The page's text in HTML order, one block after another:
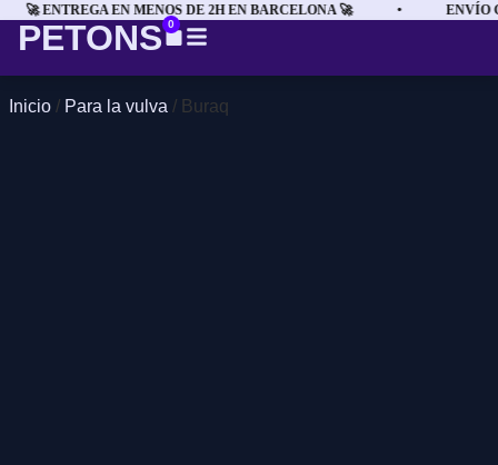
🚀 ENTREGA EN MENOS DE 2H EN BARCELONA 🚀 ENVÍO
PETONS 0
Inicio / Para la vulva / Buraq